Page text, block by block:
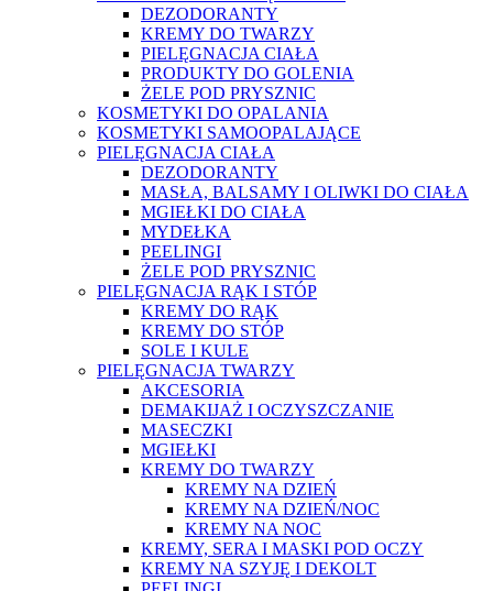
DEZODORANTY
KREMY DO TWARZY
PIELĘGNACJA CIAŁA
PRODUKTY DO GOLENIA
ŻELE POD PRYSZNIC
KOSMETYKI DO OPALANIA
KOSMETYKI SAMOOPALAJĄCE
PIELĘGNACJA CIAŁA
DEZODORANTY
MASŁA, BALSAMY I OLIWKI DO CIAŁA
MGIEŁKI DO CIAŁA
MYDEŁKA
PEELINGI
ŻELE POD PRYSZNIC
PIELĘGNACJA RĄK I STÓP
KREMY DO RĄK
KREMY DO STÓP
SOLE I KULE
PIELĘGNACJA TWARZY
AKCESORIA
DEMAKIJAŻ I OCZYSZCZANIE
MASECZKI
MGIEŁKI
KREMY DO TWARZY
KREMY NA DZIEŃ
KREMY NA DZIEŃ/NOC
KREMY NA NOC
KREMY, SERA I MASKI POD OCZY
KREMY NA SZYJĘ I DEKOLT